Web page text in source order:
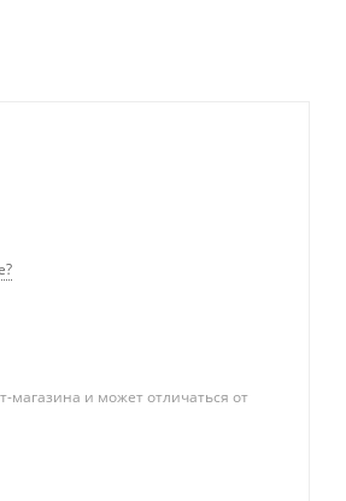
магазина и может отличаться от